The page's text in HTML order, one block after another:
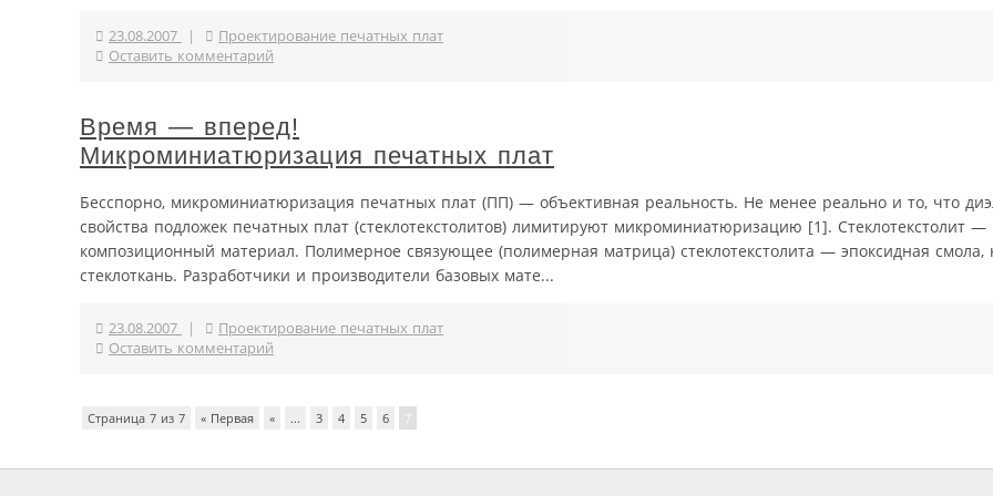
23.08.2007 |
Проектирование печатных плат
Оставить комментарий
Время — вперед!
Микроминиатюризация печатных плат
Бесспорно, микроминиатюризация печатных плат (ПП) — объективная реальность. Не менее реально и то, что
свойства подложек печатных плат (стеклотекстолитов) лимитируют микроминиатюризацию [1]. Стеклотекстолит —
композиционный материал. Полимерное связующее (полимерная матрица) стеклотекстолита — эпоксидная
стеклоткань. Разработчики и производители базовых мате...
23.08.2007 |
Проектирование печатных плат
Оставить комментарий
Страница 7 из 7 « Первая « ... 3 4 5 6 7